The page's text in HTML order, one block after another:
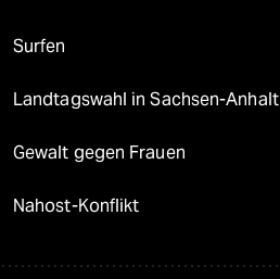
Surfen
Landtagswahl in Sachsen-Anhalt
Gewalt gegen Frauen
Nahost-Konflikt